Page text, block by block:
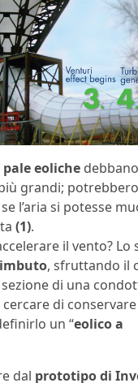
pale eoliche
grandi;
se l’aria si potesse
(1).
il vento? Lo
, sfruttando il
di una
cercare di
un “eolico a
dal prototipo di